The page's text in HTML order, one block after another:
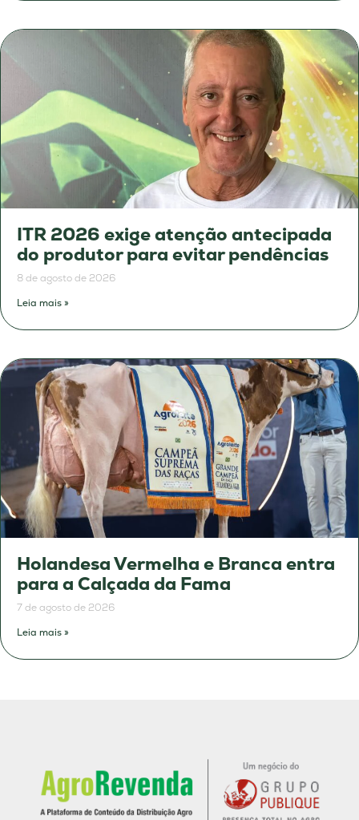
ITR 2026 exige atenção antecipada
do produtor para evitar pendências
8 de agosto de 2026
Leia mais »
Holandesa Vermelha e Branca entra
para a Calçada da Fama
7 de agosto de 2026
Leia mais »